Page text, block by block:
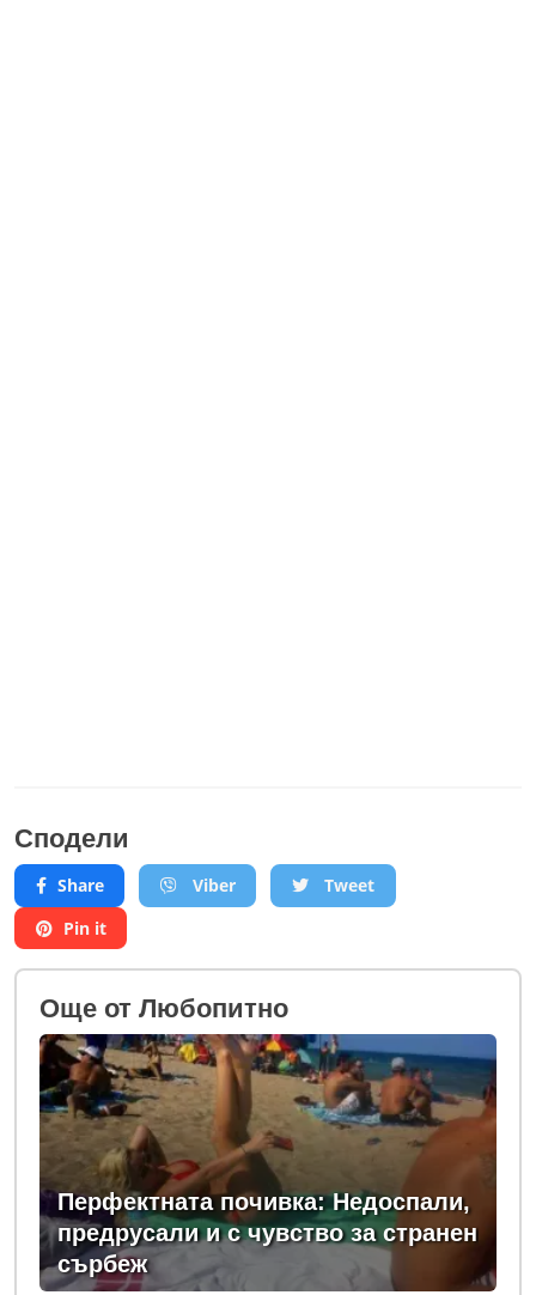
Сподели
Share Viber
Tweet
Pin it
Oще от Любопитно
Перфектната почивка: Недоспали,
предрусали и с чувство за странен
сърбеж